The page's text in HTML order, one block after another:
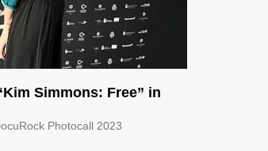
Simmons: Free” in
Photocall 2023